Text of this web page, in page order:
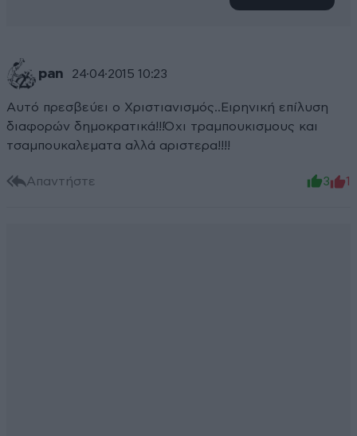
pan 24·04·2015 10:23
Αυτό πρεσβεύει ο Χριστιανισμός..Ειρηνική επίλυση
διαφορών δημοκρατικά!!!Όχι τραμπουκισμους και
τσαμπουκαλεματα αλλά αριστερα!!!!
Απαντήστε 3 1